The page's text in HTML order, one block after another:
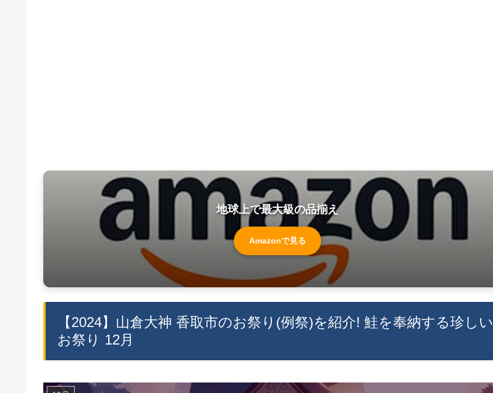
地球上で最大級の品揃え
Amazonで見る
【2024】山倉大神 香取市のお祭り(例祭)を紹介! 鮭を奉納する珍しい
お祭り 12月